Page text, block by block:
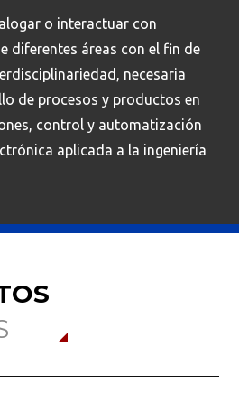
o interactuar con
diferentes áreas con el fin de
necesaria
de procesos y productos en
control y automatización
aplicada a la ingeniería